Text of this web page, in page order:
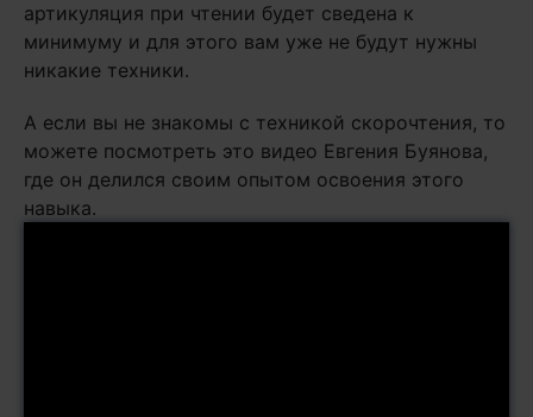
артикуляция при чтении будет сведена к
минимуму и для этого вам уже не будут нужны
никакие техники.
А если вы не знакомы с техникой скорочтения, то
можете посмотреть это видео Евгения Буянова,
где он делился своим опытом освоения этого
навыка.